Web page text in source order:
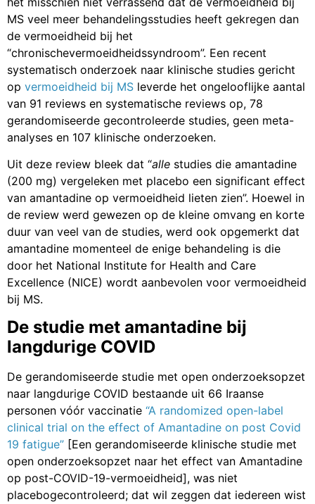
MS veel meer behandelingsstudies heeft gekregen dan
de vermoeidheid bij het
“chronischevermoeidheidssyndroom”. Een recent
systematisch onderzoek naar klinische studies gericht
op vermoeidheid bij MS leverde het ongelooflijke aantal
van 91 reviews en systematische reviews op, 78
gerandomiseerde gecontroleerde studies, geen meta-
analyses en 107 klinische onderzoeken.
Uit deze review bleek dat “alle studies die amantadine
(200 mg) vergeleken met placebo een significant effect
van amantadine op vermoeidheid lieten zien”. Hoewel in
de review werd gewezen op de kleine omvang en korte
duur van veel van de studies, werd ook opgemerkt dat
amantadine momenteel de enige behandeling is die
door het National Institute for Health and Care
Excellence (NICE) wordt aanbevolen voor vermoeidheid
bij MS.
De studie met amantadine bij
langdurige COVID
De gerandomiseerde studie met open onderzoeksopzet
naar langdurige COVID bestaande uit 66 Iraanse
personen vóór vaccinatie “A randomized open-label
clinical trial on the effect of Amantadine on post Covid
19 fatigue” [Een gerandomiseerde klinische studie met
open onderzoeksopzet naar het effect van Amantadine
op post-COVID-19-vermoeidheid], was niet
placebogecontroleerd; dat wil zeggen dat iedereen wist